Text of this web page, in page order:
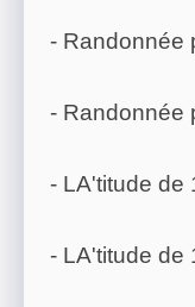
- Randonnée
- Randonnée
- LA'titude de
- LA'titude de